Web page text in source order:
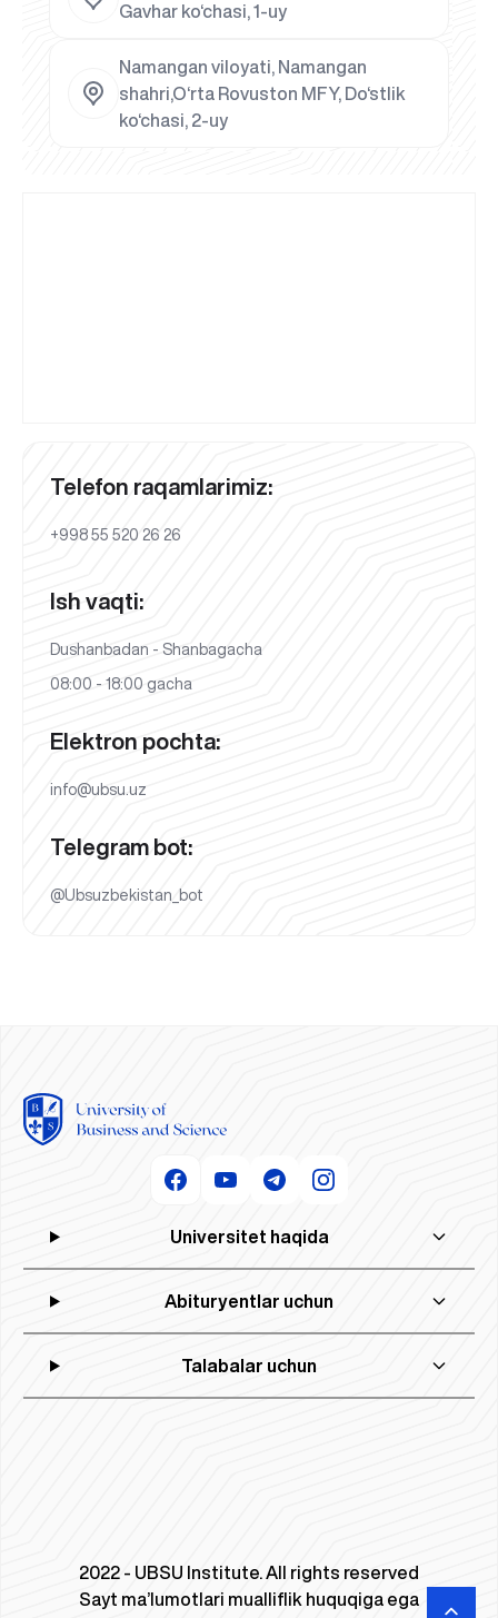
Gavhar ko‘chasi, 1-uy
Namangan viloyati, Namangan
shahri,O‘rta Rovuston MFY, Do‘stlik
ko‘chasi, 2-uy
Telefon raqamlarimiz:
+998 55 520 26 26
Ish vaqti:
Dushanbadan - Shanbagacha
08:00 - 18:00 gacha
Elektron pochta:
info@ubsu.uz
Telegram bot:
@Ubsuzbekistan_bot
Universitet haqida
Abituryentlar uchun
Talabalar uchun
2022 - UBSU Institute. All rights reserved
Sayt ma’lumotlari mualliflik huquqiga ega